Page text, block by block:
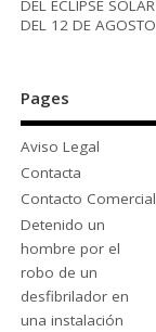
DEL ECLIPSE SOLAR
DEL 12 DE AGOSTO
Pages
Aviso Legal
Contacta
Contacto Comercial
Detenido un
hombre por el
robo de un
desfibrilador en
una instalación